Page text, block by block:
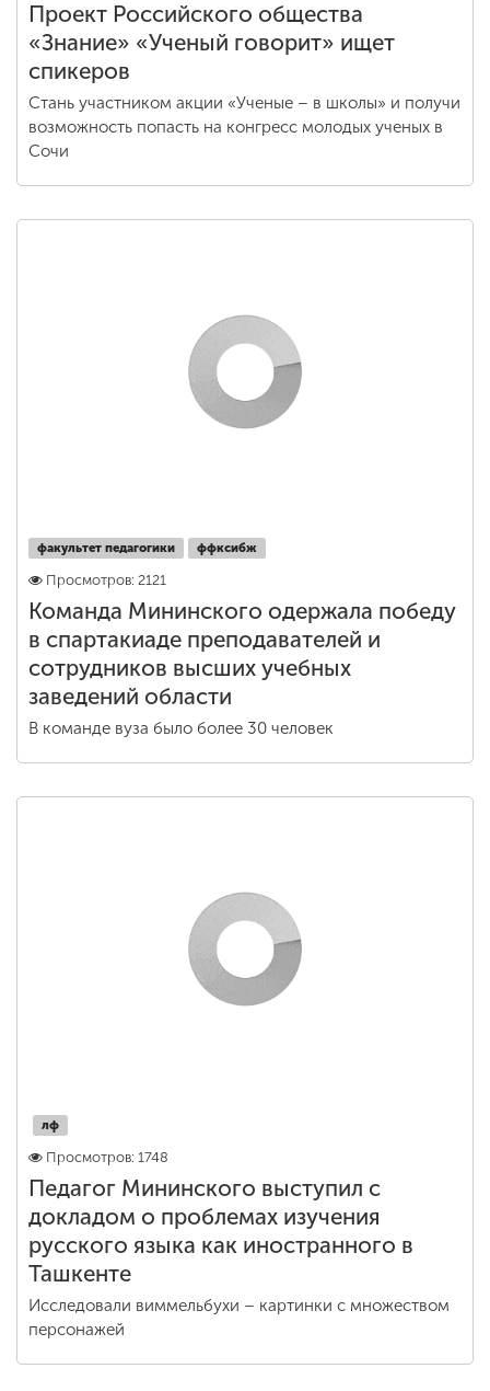
Проект Российского общества
«Знание» «Ученый говорит» ищет
спикеров
Стань участником акции «Ученые – в школы» и получи
возможность попасть на конгресс молодых ученых в
Сочи
факультет педагогики ффксибж
Просмотров: 2121
Команда Мининского одержала победу
в спартакиаде преподавателей и
сотрудников высших учебных
заведений области
В команде вуза было более 30 человек
лф
Просмотров: 1748
Педагог Мининского выступил с
докладом о проблемах изучения
русского языка как иностранного в
Ташкенте
Исследовали виммельбухи – картинки с множеством
персонажей